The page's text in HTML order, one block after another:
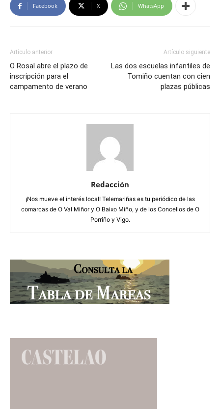
Facebook X WhatsApp
Artículo anterior
O Rosal abre el plazo de
inscripción para el
campamento de verano
Artículo siguiente
Las dos escuelas infantiles de
Tomiño cuentan con cien
plazas públicas
Redacción
¡Nos mueve el interés local! Telemariñas es tu periódico de las
comarcas de O Val Miñor y O Baixo Miño, y de los Concellos de O
Porriño y Vigo.